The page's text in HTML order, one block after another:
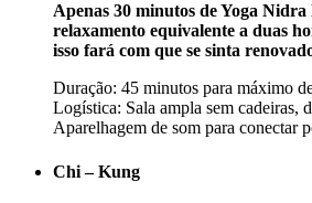
Apenas 30 minutos de Yoga Nidra
relaxamento equivalente a duas
isso fará com que se sinta
Duração: 45 minutos para máximo
Logística: Sala ampla sem cadeiras,
Aparelhagem de som para conectar
Chi – Kung